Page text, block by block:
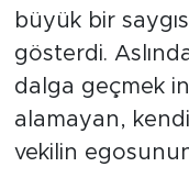
büyük bir
gösterdi.
dalga geçmek
alamayan,
vekilin egosunun